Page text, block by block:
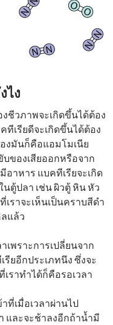
ไง
งชีวภาพจะเกิดขึ้นได้ต้อง
ทีเรียดีจะเกิดขึ้นได้ต้อง
งมันก็คือแอมโมเนีย
ของเสียออกหรือจาก
อาหาร แบคทีเรียจะเกิด
ตู้ปลา เช่น ผิวตู้ หิน หัว
ราจะเห็นเป็นคราบสีดำ
แล้ว
เพราะการเปลี่ยนจาก
ยอีกประเภทนึง ซึ่งจะ
ราทำได้ก็คือรอเวลา
ที่เมื่อเวลาผ่านไป
และจะช้าลงอีกถ้าน้ำมี